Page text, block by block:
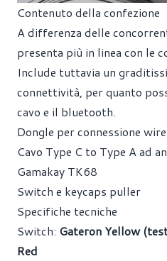
Contenuto della confezione
A differenza delle
presenta più in linea con le
Include tuttavia un
connettività, per quanto
cavo e il bluetooth.
Dongle per connessione
Cavo Type C to Type A ad
Gamakay TK68
Switch e keycaps puller
Specifiche tecniche
Switch: Gateron Yellow
Red